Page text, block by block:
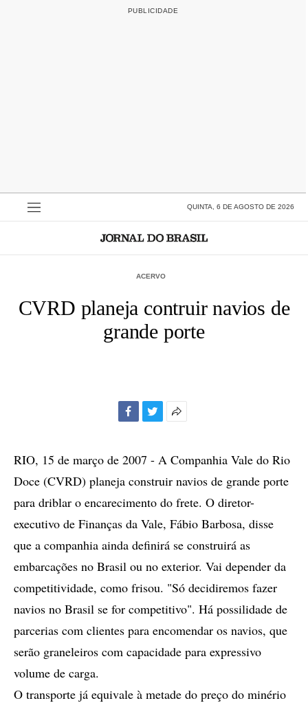
QUINTA, 6 DE AGOSTO DE 2026
ACERVO
CVRD planeja contruir navios de
grande porte
compartilhamento
RIO, 15 de março de 2007 - A Companhia Vale do Rio
Doce (CVRD) planeja construir navios de grande porte
para driblar o encarecimento do frete. O diretor-
executivo de Finanças da Vale, Fábio Barbosa, disse
que a companhia ainda definirá se construirá as
embarcações no Brasil ou no exterior. Vai depender da
competitividade, como frisou. "Só decidiremos fazer
navios no Brasil se for competitivo". Há possilidade de
parcerias com clientes para encomendar os navios, que
serão graneleiros com capacidade para expressivo
volume de carga.
O transporte já equivale à metade do preço do minério